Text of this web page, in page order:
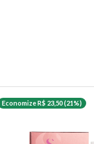
Economize R$ 23,50 (21%)